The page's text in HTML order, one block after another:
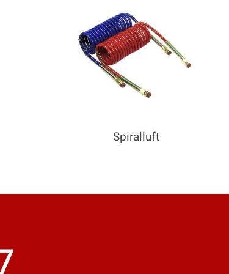
Spiralluft